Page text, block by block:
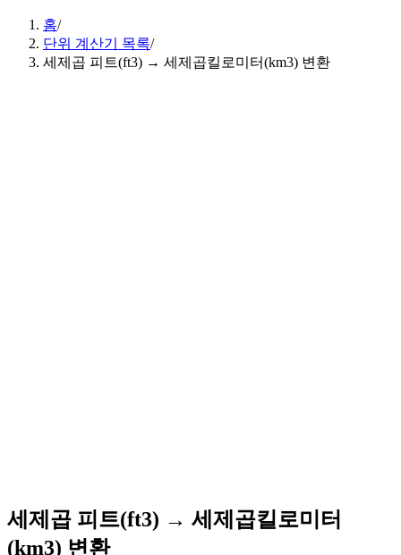
홈/
단위 계산기 목록/
세제곱 피트(ft3) → 세제곱킬로미터(km3) 변환
세제곱 피트(ft3) → 세제곱킬로미터
(km3) 변환